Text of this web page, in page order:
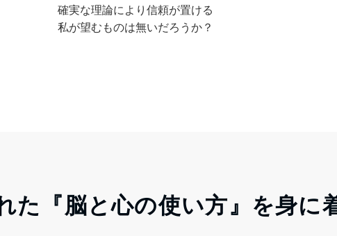
確実な理論により信頼が置ける
私が望むものは無いだろうか？
た『脳と心の使い方』を身に